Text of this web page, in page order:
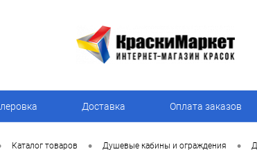
Доставка Оплата заказов
Каталог товаров • Душевые кабины и ограждения •